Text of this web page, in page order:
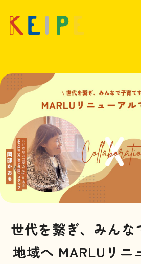
世代を繋ぎ、みんな
地域へ MARLUリニ